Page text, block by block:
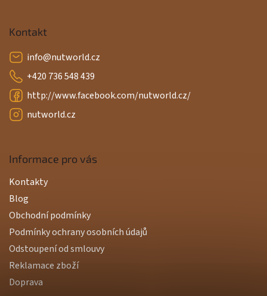
Kontakt
info@nutworld.cz
+420 736 548 439
http://www.facebook.com/nutworld.cz/
nutworld.cz
Informace pro vás
Kontakty
Blog
Obchodní podmínky
Podmínky ochrany osobních údajů
Odstoupení od smlouvy
Reklamace zboží
Doprava